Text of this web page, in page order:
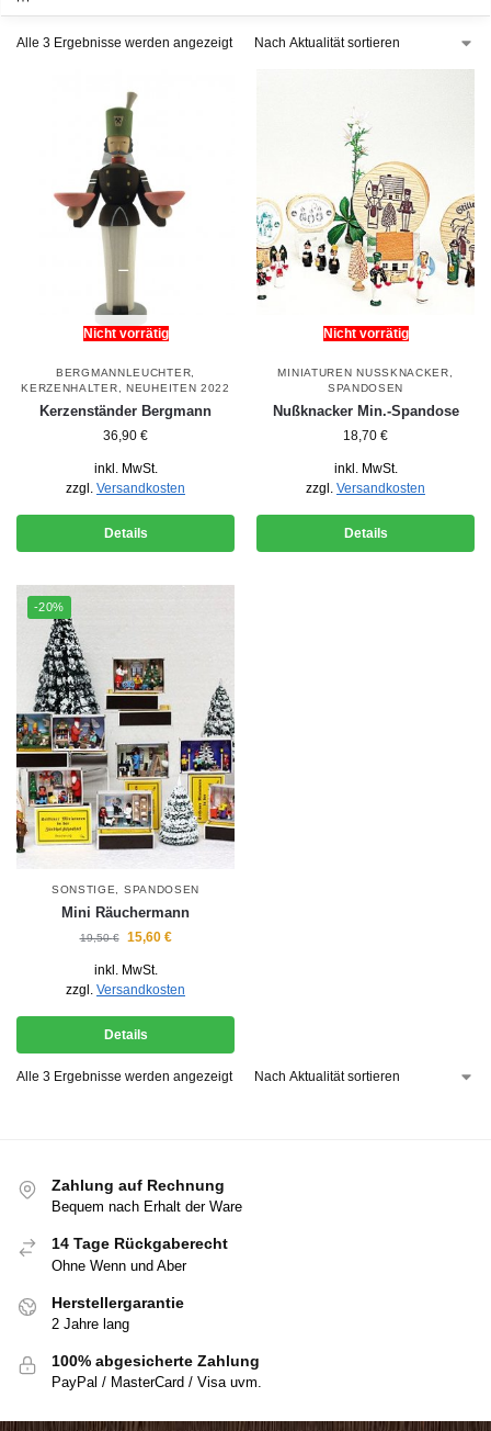
Alle 3 Ergebnisse werden angezeigt
Nicht vorrätig
BERGMANNLEUCHTER
KERZENHALTER
NEUHEITEN 2022
Kerzenständer Bergmann
36,90 €
inkl. MwSt.
zzgl. Versandkosten
Details
Nicht vorrätig
MINIATUREN NUSSKNACKER
SPANDOSEN
Nußknacker Min.-Spandose
18,70 €
inkl. MwSt.
zzgl. Versandkosten
Details
-20%
SONSTIGE SPANDOSEN
Mini Räuchermann
19,50€ 15,60 €
inkl. MwSt.
zzgl. Versandkosten
Details
Alle 3 Ergebnisse werden angezeigt
Zahlung auf Rechnung
Bequem nach Erhalt der Ware
14 Tage Rückgaberecht
Ohne Wenn und Aber
Herstellergarantie
2 Jahre lang
100% abgesicherte Zahlung
PayPal / MasterCard / Visa uvm.